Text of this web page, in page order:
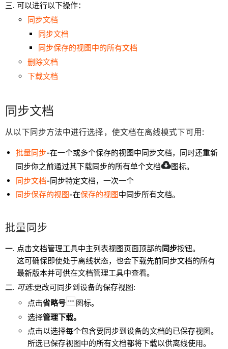
可以进行以下操作：
同步文档
同步文档
同步保存的视图中的所有文档
删除文档
下载文档
同步文档
从以下同步方法中进行选择，使文档在离线模式下可用:
批量同步-在一个或多个保存的视图中同步文档，同时还重新
同步你之前通过其下载同步的所有单个文档
图标。
同步文档-同步特定文档，一次一个
同步保存的视图-在保存的视图中同步所有文档。
批量同步
点击文档管理工具中主列表视图页面顶部的 同步按钮。
这可确保即使处于离线状态，也会下载先前同步文档的所有
最新版本并可供在文档管理工具中查看。
可选:更改可同步到设备的保存视图:
点击省略号
图标。
选择管理下载。
点击以选择每个包含要同步到设备的文档的已保存视图。
所选已保存视图中的所有文档都将下载以供离线使用。